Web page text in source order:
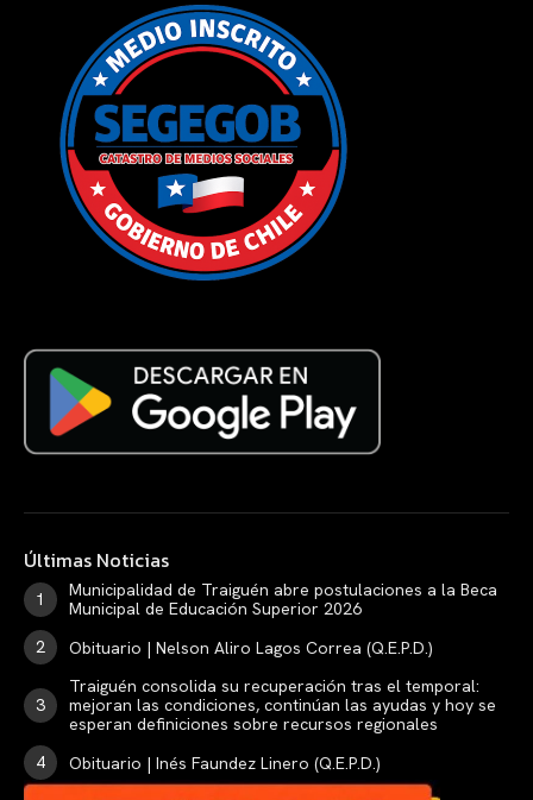
Últimas Noticias
Municipalidad de Traiguén abre postulaciones a la Beca
Municipal de Educación Superior 2026
Obituario | Nelson Aliro Lagos Correa (Q.E.P.D.)
Traiguén consolida su recuperación tras el temporal:
mejoran las condiciones, continúan las ayudas y hoy se
esperan definiciones sobre recursos regionales
Obituario | Inés Faundez Linero (Q.E.P.D.)